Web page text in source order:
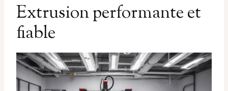
Extrusion performante et
fiable